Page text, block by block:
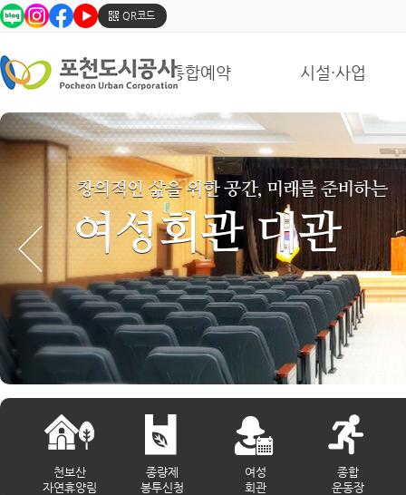
포
천
시
공
의
QR코드
통합예약 시설·사업
창의적인 삶을 위한 공간, 미래를 준비하는
여성회관 대관
천보산
자연휴양림
종량제
봉투신청
여성
회관
종합
운동장